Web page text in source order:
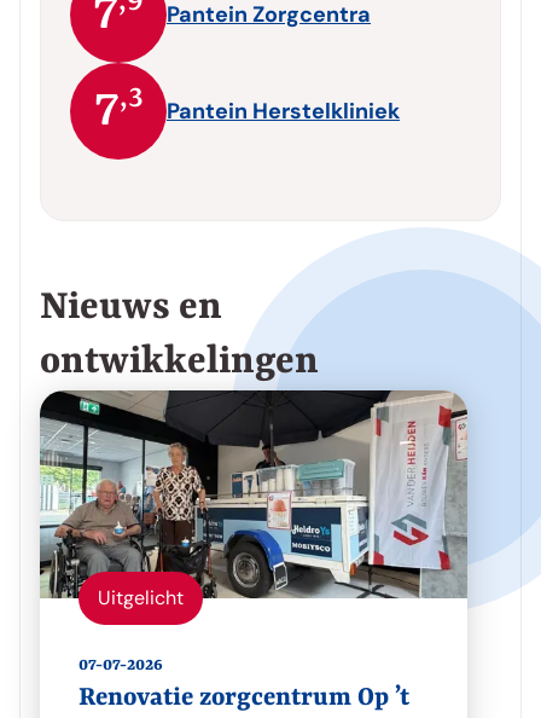
7 Pantein Zorgcentra
7,3 Pantein Herstelkliniek
Nieuws en
ontwikkelingen
Uitgelicht
07-07-2026
Renovatie zorgcentrum Op ’t